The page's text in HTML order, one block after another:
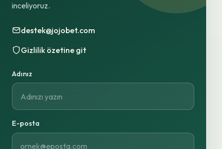
inceliyoruz.
destek@jojobet.com
Gizlilik özetine git
Adınız
E-posta